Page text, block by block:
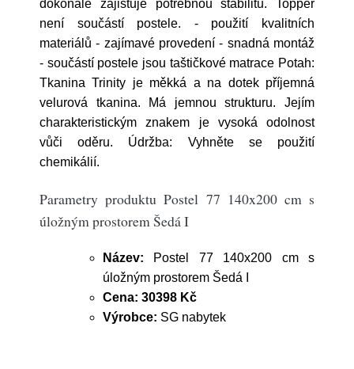
dokonale zajištuje potřebnou stabilitu. Topper
není součástí postele. - použití kvalitních
materiálů - zajímavé provedení - snadná montáž
- součástí postele jsou taštičkové matrace Potah:
Tkanina Trinity je měkká a na dotek příjemná
velurová tkanina. Má jemnou strukturu. Jejím
charakteristickým znakem je vysoká odolnost
vůči oděru. Údržba: Vyhněte se použití
chemikálií.
Parametry produktu Postel 77 140x200 cm s
úložným prostorem Šedá I
Název: Postel 77 140x200 cm s
úložným prostorem Šedá I
Cena: 30398 Kč
Výrobce: SG nabytek